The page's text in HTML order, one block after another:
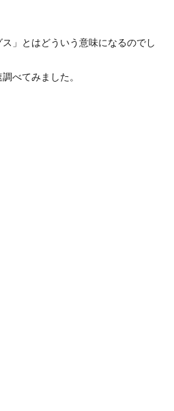
」とはどういう意味になるのでし
べてみました。